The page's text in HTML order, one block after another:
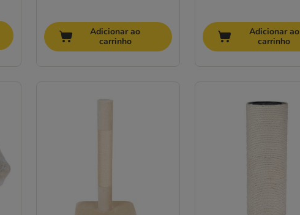
Adicionar ao
carrinho
Adicionar ao
carrinho